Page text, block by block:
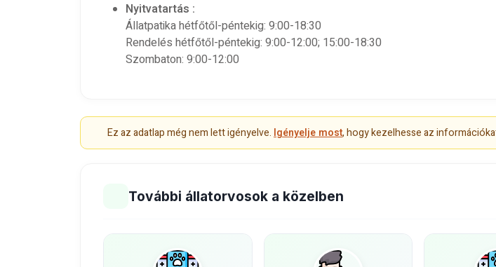
Nyitvatartás :
Állatpatika hétfőtől-péntekig: 9:00-18:30
Rendelés hétfőtől-péntekig: 9:00-12:00; 15:00-18:30
Szombaton: 9:00-12:00
Ez az adatlap még nem lett igényelve. Igényelje most, hogy kezelhesse az
További állatorvosok a közelben